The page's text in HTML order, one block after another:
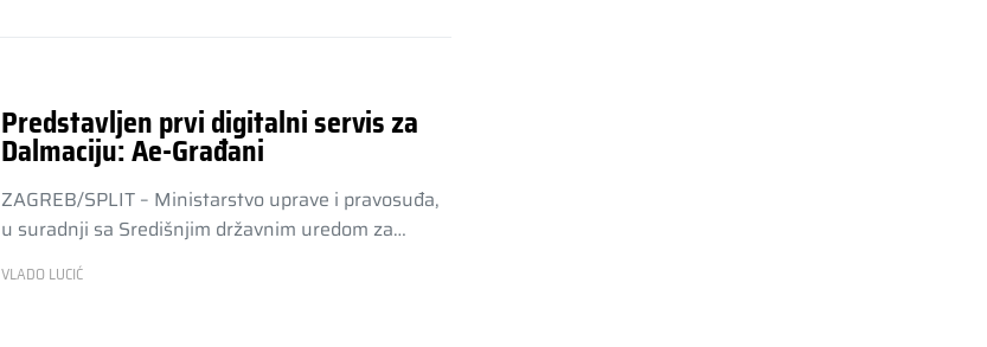
Predstavljen prvi digitalni servis za
Dalmaciju: Ae-Građani
ZAGREB/SPLIT – Ministarstvo uprave i pravosuđa,
u suradnji sa Središnjim državnim uredom za…
VLADO LUCIĆ